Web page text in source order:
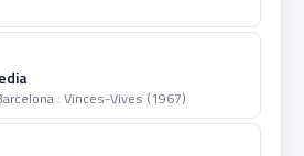
: Vinces-Vives (1967)